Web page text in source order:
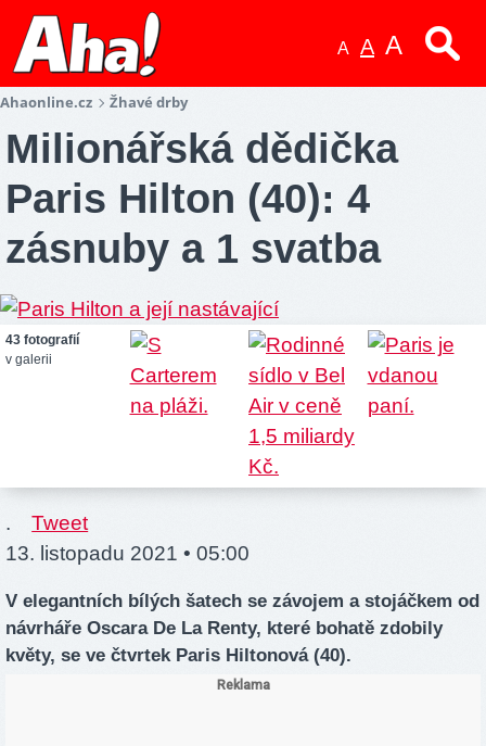
A A A
Ahaonline.cz Žhavé drby
Milionářská dědička
Paris Hilton (40): 4
zásnuby a 1 svatba
43 fotografií
v galerii
.
Tweet
13. listopadu 2021 • 05:00
V elegantních bílých šatech se závojem a stojáčkem od
návrháře Oscara De La Renty, které bohatě zdobily
květy, se ve čtvrtek Paris Hiltonová (40).